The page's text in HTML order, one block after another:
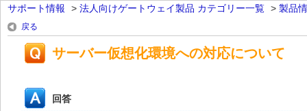
サポート情報 > 法人向けゲートウェイ製品 カテゴリー一覧 > 製品
戻る
サーバー仮想化環境への対応について
回答